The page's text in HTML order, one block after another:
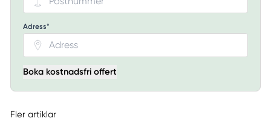
Adress*
Boka kostnadsfri offert
Fler artiklar